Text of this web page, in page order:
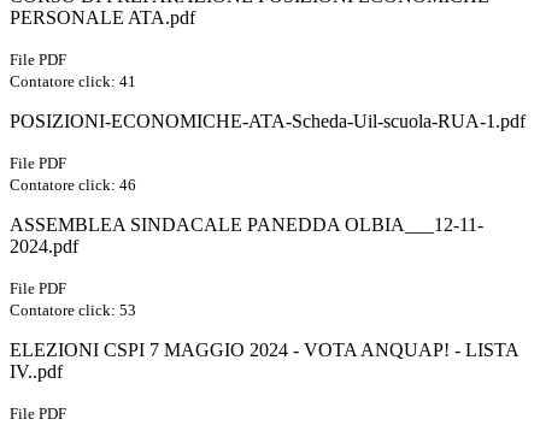
PERSONALE ATA.pdf
File PDF
Contatore click: 41
POSIZIONI-ECONOMICHE-ATA-Scheda-Uil-scuola-RUA-1.pdf
File PDF
Contatore click: 46
ASSEMBLEA SINDACALE PANEDDA OLBIA___12-11-
2024.pdf
File PDF
Contatore click: 53
ELEZIONI CSPI 7 MAGGIO 2024 - VOTA ANQUAP! - LISTA
IV..pdf
File PDF